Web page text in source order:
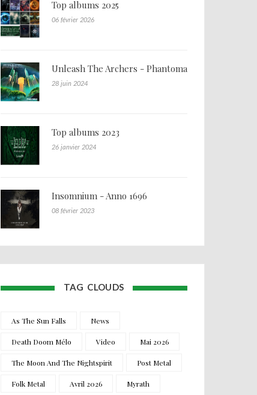
Top albums 2025
06 février 2026
Unleash The Archers - Phantoma
28 juin 2024
Top albums 2023
26 janvier 2024
Insomnium - Anno 1696
08 février 2023
TAG CLOUDS
As The Sun Falls News
Death Doom Mélo Video Mai 2026
The Moon And The Nightspirit Post Metal
Folk Metal Avril 2026 Myrath